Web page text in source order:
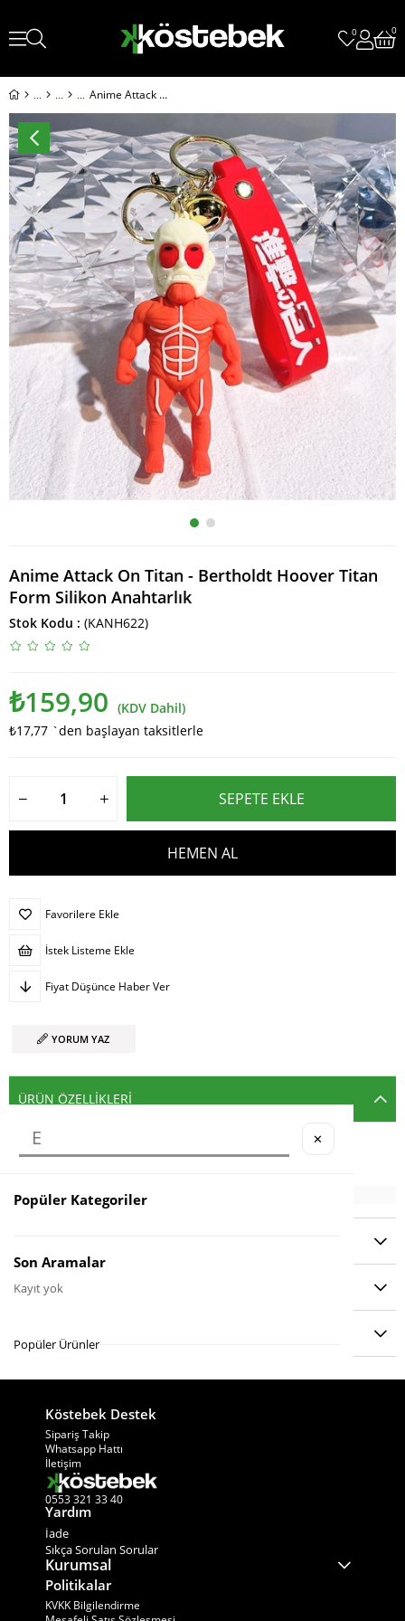
0 0
Anime Attack On Titan - Bertholdt Hoover Titan Form Silikon Anahtarlık
Anime Attack On Titan - Bertholdt Hoover Titan
Form Silikon Anahtarlık
Stok Kodu (KANH622)
₺159,90 (KDV Dahil)
₺17,77 `den başlayan taksitlerle
Favorilere Ekle
İstek Listeme Ekle
Fiyat Düşünce Haber Ver
YORUM YAZ
ÜRÜN ÖZELLIKLERI
Materyal : Silikon
ÖDEME SEÇENEKLERI
Köstebek Destek
Sipariş Takip
Whatsapp Hattı
İletişim
0553 321 33 40
Yardım
İade
Sıkça Sorulan Sorular
Kurumsal
Politikalar
KVKK Bilgilendirme
✕
Popüler Kategoriler
Son Aramalar
Kayıt yok
Popüler Ürünler